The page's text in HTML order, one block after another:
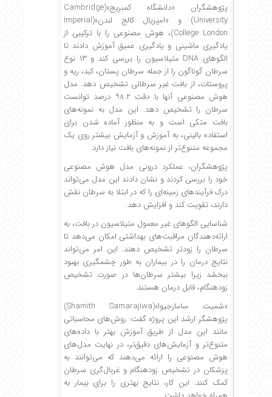
پژوهشگران «دانشگاه کمبریج»(Cambridge
University) و «امپریال کالج لندن»(Imperial
College London)، هوش مصنوعی را با ترکیبی از
یادگیری ماشینی و یادگیری عمیق آموزش دادند تا
الگوهای DNA متیلاسیون را بررسی کند و ۱۳ نوع
سرطان گوناگون را از جمله سرطان پستان، کبد، ریه و
پروستات، از بافت غیر سرطانی تشخیص دهد. مدل
هوش مصنوعی آنها با دقت ۹۸.۲ درصد توانست
سرطان را تشخیص دهد. این مدل به نمونه‌های
بافت متکی است و به منظور آماده شدن برای
استفاده بالینی، به آموزش و آزمایش بیشتر روی یک
مجموعه‌ متنوع‌تر از نمونه‌های بافت نیاز دارد.
پژوهشگران، عملکرد درونی مدل هوش مصنوعی
خود را بررسی کردند و نشان دادند این مدل می‌تواند
درک فرآیندهای زمینه‌ای را که در ابتلا به سرطان نقش
دارند، تقویت کند و افزایش ‌دهد.
شناسایی الگوهای غیر معمول متیلاسیون در بافت، به
ارائه‌دهندگان مراقبت‌های بهداشتی امکان می‌دهد تا
سرطان را زودتر تشخیص دهند. این امر می‌تواند
نتایج درمان را در بیماران به طور چشمگیری بهبود
ببخشد زیرا بیشتر سرطان‌ها در صورت تشخیص
زودهنگام، قابل درمان هستند.
«شمیت سامارجیوا»(Shamith Samarajiwa)
پژوهشگر ارشد این پروژه گفت: روش‌های محاسباتی
مانند این مدل از طریق آموزش بهتر با داده‌های
متنوع‌تر و آزمایش‌های دقیق‌تر، در نهایت مدل‌های
هوش مصنوعی را ارائه می‌دهند که می‌توانند به
پزشکان در تشخیص زودهنگام و غربال‌گری سرطان
کمک کنند. این کار، نتایج بهتری را برای بیمار به